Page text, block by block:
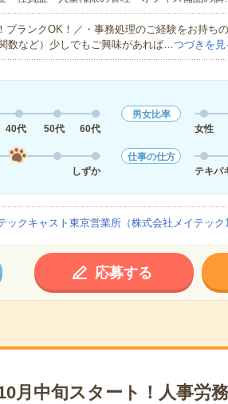
ブランクOK！／・事務処理のご経験をお持ち
数など）少しでもご興味があれば…つづきを見
40代 50代 60代
男女比率
女性
しずか
仕事の仕方
テキパ
ックキャスト東京営業所（株式会社メイテック
応募する
月中旬スタート！人事労